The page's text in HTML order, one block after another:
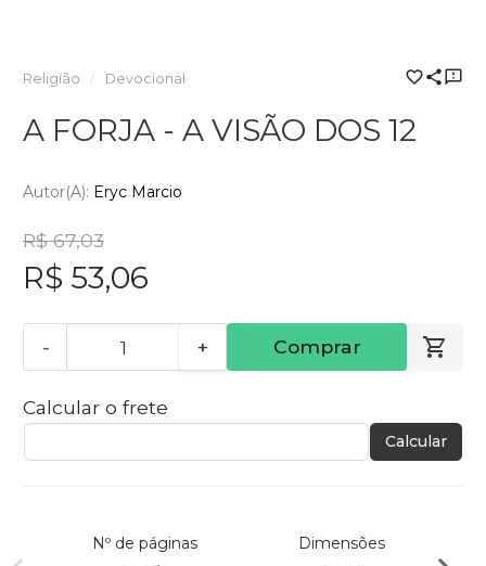
Religião Devocional
A FORJA - A VISÃO DOS 12
Autor(a): Eryc Marcio
R$ 67,03
R$ 53,06
- + Comprar
Calcular o frete
Calcular
Nº de páginas Dimensões